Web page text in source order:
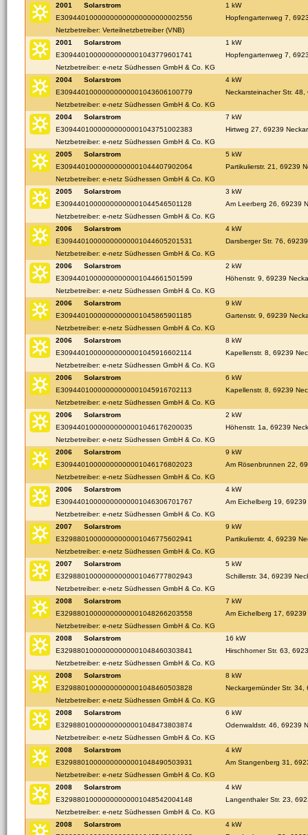
2001
Solarstrom
1 kW
E30944010000000000000000000002556
Hopfengartenweg 7,
Netzbetreiber: Verteilnetzbetreiber (VNB)
2001
Solarstrom
1 kW
E30944010000000000001043779601741
Hopfengartenweg 7,
Netzbetreiber: e-netz Südhessen GmbH & Co. KG
2004
Solarstrom
4 kW
E30944010000000000001043606100779
Neckarsteinacher Str.
Netzbetreiber: e-netz Südhessen GmbH & Co. KG
2004
Solarstrom
7 kW
E30944010000000000001043751002383
Hirtweg 27, 69239
Netzbetreiber: e-netz Südhessen GmbH & Co. KG
2005
Solarstrom
5 kW
E30944010000000000001044407902064
Partikulierstr. 21, 69239
Netzbetreiber: e-netz Südhessen GmbH & Co. KG
2005
Solarstrom
3 kW
E30944010000000000001044546501128
Am Leerberg 26, 69239
Netzbetreiber: e-netz Südhessen GmbH & Co. KG
2006
Solarstrom
4 kW
E30944010000000000001044605201531
Darsberger Str. 76,
Netzbetreiber: e-netz Südhessen GmbH & Co. KG
2006
Solarstrom
2 kW
E30944010000000000001044661501599
Höhenstr. 9, 69239
Netzbetreiber: e-netz Südhessen GmbH & Co. KG
2006
Solarstrom
9 kW
E30944010000000000001045865901185
Gartenstr. 9, 69239
Netzbetreiber: e-netz Südhessen GmbH & Co. KG
2006
Solarstrom
8 kW
E30944010000000000001045916602114
Kapellenstr. 8, 69239
Netzbetreiber: e-netz Südhessen GmbH & Co. KG
2006
Solarstrom
6 kW
E30944010000000000001045916702113
Kapellenstr. 8, 69239
Netzbetreiber: e-netz Südhessen GmbH & Co. KG
2006
Solarstrom
2 kW
E30944010000000000001046176200035
Höhenstr. 1a, 69239
Netzbetreiber: e-netz Südhessen GmbH & Co. KG
2006
Solarstrom
9 kW
E30944010000000000001046176802023
Am Rösenbrunnen 22,
Netzbetreiber: e-netz Südhessen GmbH & Co. KG
2006
Solarstrom
4 kW
E30944010000000000001046306701767
Am Eichelberg 19,
Netzbetreiber: e-netz Südhessen GmbH & Co. KG
2007
Solarstrom
9 kW
E32988010000000000001046775602941
Partikulierstr. 4, 69239
Netzbetreiber: e-netz Südhessen GmbH & Co. KG
2007
Solarstrom
5 kW
E32988010000000000001046777802943
Schillerstr. 34, 69239
Netzbetreiber: e-netz Südhessen GmbH & Co. KG
2008
Solarstrom
7 kW
E32988010000000000001048266203558
Am Eichelberg 17,
Netzbetreiber: e-netz Südhessen GmbH & Co. KG
2008
Solarstrom
16 kW
E32988010000000000001048460303841
Hirschhorner Str. 63,
Netzbetreiber: e-netz Südhessen GmbH & Co. KG
2008
Solarstrom
8 kW
E32988010000000000001048460503828
Neckargemünder Str. 34,
Netzbetreiber: e-netz Südhessen GmbH & Co. KG
2008
Solarstrom
6 kW
E32988010000000000001048473803874
Odenwaldstr. 46, 69239
Netzbetreiber: e-netz Südhessen GmbH & Co. KG
2008
Solarstrom
4 kW
E32988010000000000001048490503931
Am Stangenberg 31,
Netzbetreiber: e-netz Südhessen GmbH & Co. KG
2008
Solarstrom
4 kW
E32988010000000000001048542004148
Langenthaler Str. 23,
Netzbetreiber: e-netz Südhessen GmbH & Co. KG
2008
Solarstrom
4 kW